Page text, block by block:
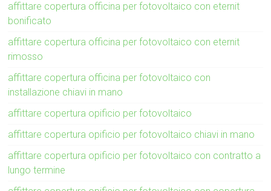
affittare copertura officina per fotovoltaico con eternit
bonificato
affittare copertura officina per fotovoltaico con eternit
rimosso
affittare copertura officina per fotovoltaico con
installazione chiavi in mano
affittare copertura opificio per fotovoltaico
affittare copertura opificio per fotovoltaico chiavi in mano
affittare copertura opificio per fotovoltaico con contratto a
lungo termine